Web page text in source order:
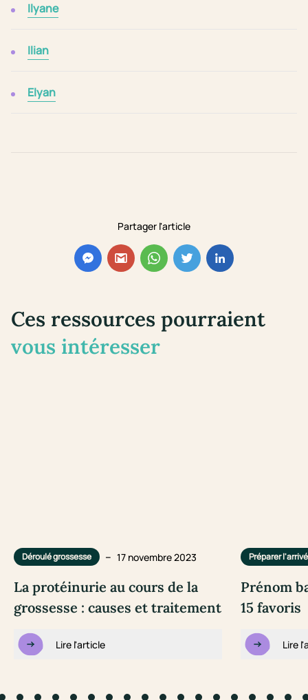
Partager l'article
Ilyane
Ilian
Elyan
Ces ressources pourraient
vous intéresser
Déroulé grossesse – 17 novembre 2023
La protéinurie au cours de la
grossesse : causes et traitement
Lire l'article
Préparer
Prénom
15 favoris
Lire